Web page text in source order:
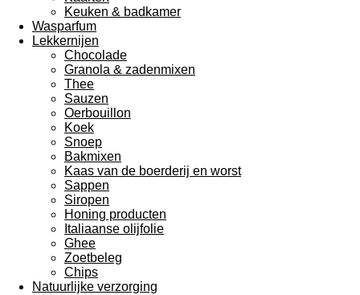
Keuken & badkamer
Wasparfum
Lekkernijen
Chocolade
Granola & zadenmixen
Thee
Sauzen
Oerbouillon
Koek
Snoep
Bakmixen
Kaas van de boerderij en worst
Sappen
Siropen
Honing producten
Italiaanse olijfolie
Ghee
Zoetbeleg
Chips
Natuurlijke verzorging